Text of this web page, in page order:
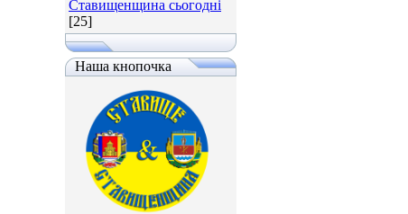
Ставищенщина сьогодні
[25]
Наша кнопочка